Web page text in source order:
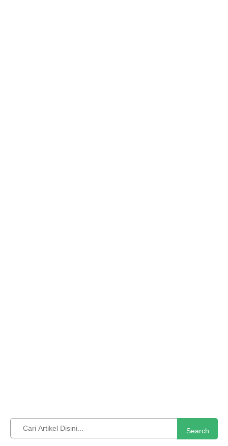
Search